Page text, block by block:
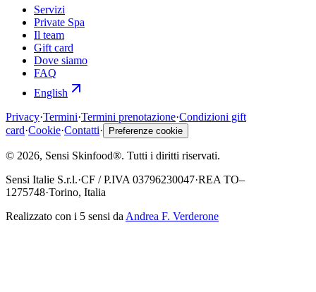
Servizi
Private Spa
Il team
Gift card
Dove siamo
FAQ
English
Privacy·Termini·Termini prenotazione·Condizioni gift
card·Cookie·Contatti· Preferenze cookie
© 2026, Sensi Skinfood®. Tutti i diritti riservati.
Sensi Italie S.r.l.·CF / P.IVA 03796230047·REA TO–
1275748·Torino, Italia
Realizzato con i 5 sensi da Andrea F. Verderone